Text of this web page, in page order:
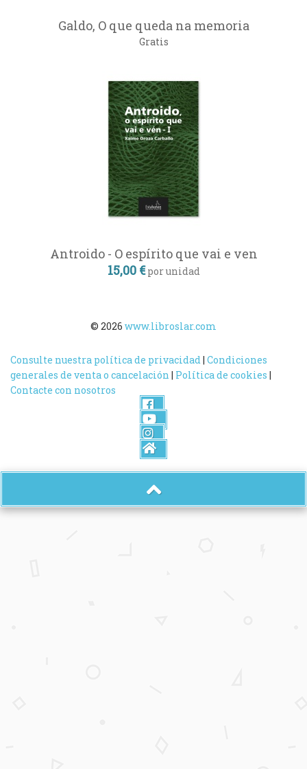
Galdo, O que queda na memoria
Gratis
Antroido - O espírito que vai e ven
15,00 € por unidad
© 2026 www.libroslar.com
Consulte nuestra política de privacidad | Condiciones
generales de venta o cancelación | Política de cookies |
Contacte con nosotros